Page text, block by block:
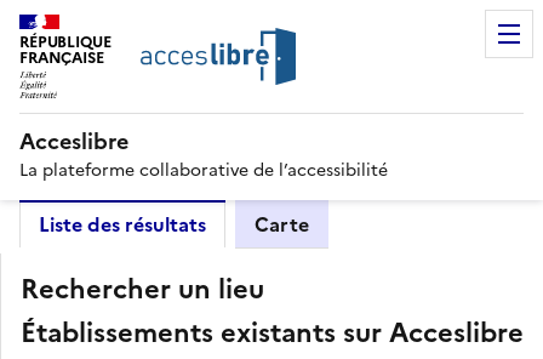
RÉPUBLIQUE
FRANÇAISE
Acceslibre
La plateforme collaborative de l’accessibilité
Liste des résultats Carte
Rechercher un lieu
Établissements existants sur Acceslibre